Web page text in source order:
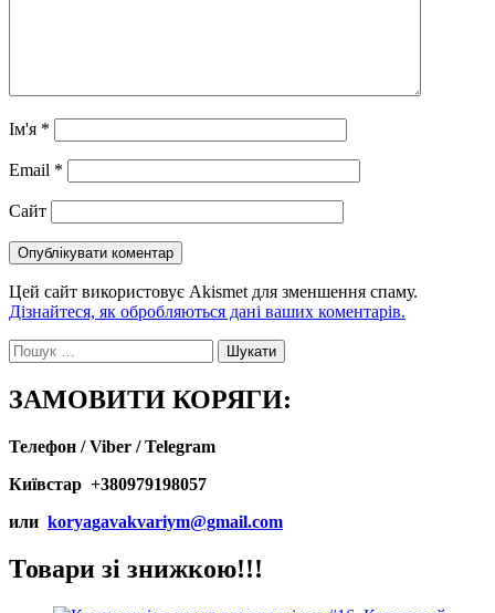
Ім'я *
Email *
Сайт
Цей сайт використовує Akismet для зменшення спаму.
Дізнайтеся, як обробляються дані ваших коментарів.
Пошук:
ЗАМОВИТИ КОРЯГИ:
Телефон / Viber / Telegram
Київстар +380979198057
или koryagavakvariym@gmail.com
Товари зі знижкою!!!